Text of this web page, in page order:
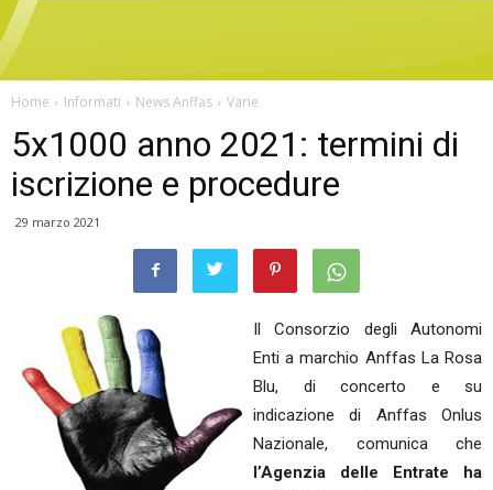
Home Informati News Anffas Varie
5x1000 anno 2021: termini di
iscrizione e procedure
29 marzo 2021
Il Consorzio degli Autonomi
Enti a marchio Anffas La Rosa
Blu, di concerto e su
indicazione di Anffas Onlus
Nazionale, comunica che
l’Agenzia delle Entrate ha